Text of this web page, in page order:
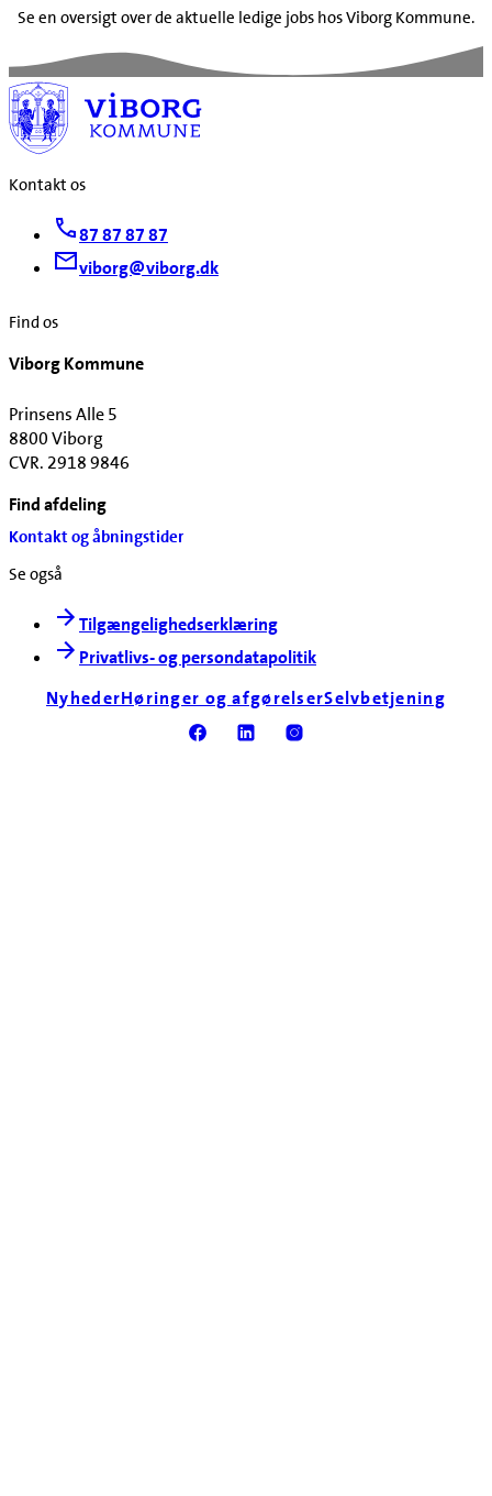
Se en oversigt over de aktuelle ledige jobs hos Viborg Kommune.
Kontakt os
87 87 87 87
viborg@viborg.dk
Find os
Viborg Kommune
Prinsens Alle 5
8800 Viborg
CVR. 2918 9846
Find afdeling
Kontakt og åbningstider
Se også
Tilgængelighedserklæring
Privatlivs- og persondatapolitik
NyhederHøringer og afgørelserSelvbetjening